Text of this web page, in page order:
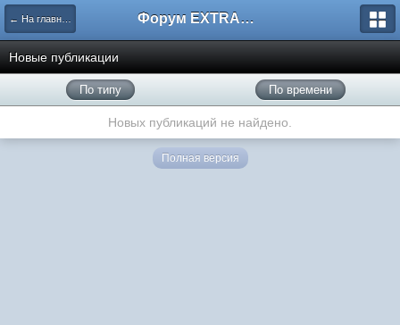
← На главную Форум EXTRACTOR.ru
Новые публикации
По типу По времени
Новых публикаций не найдено.
Полная версия